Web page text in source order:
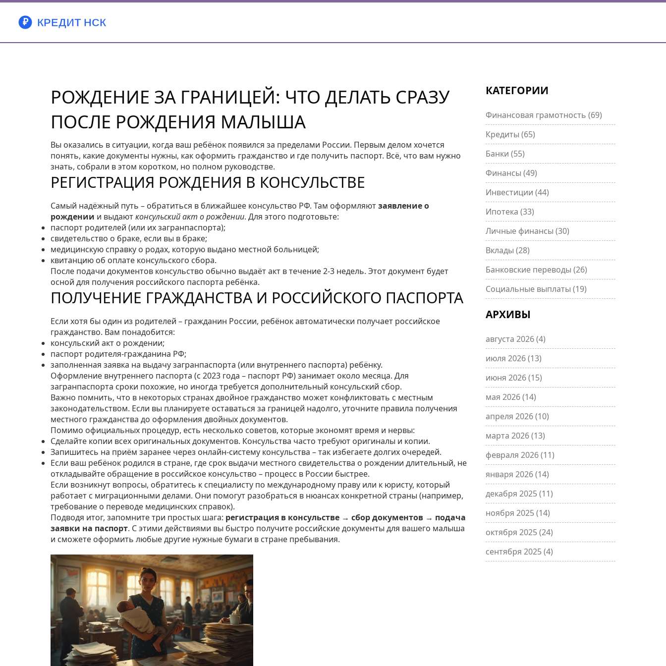
РОЖДЕНИЕ ЗА ГРАНИЦЕЙ: ЧТО ДЕЛАТЬ СРАЗУ
ПОСЛЕ РОЖДЕНИЯ МАЛЫША
Вы оказались в ситуации, когда ваш ребёнок появился за пределами России. Первым делом хочется
понять, какие документы нужны, как оформить гражданство и где получить паспорт. Всё, что вам нужно
знать, собрали в этом коротком, но полном руководстве.
РЕГИСТРАЦИЯ РОЖДЕНИЯ В КОНСУЛЬСТВЕ
Самый надёжный путь – обратиться в ближайшее консульство РФ. Там оформляютзаявление о
рождении и выдаютконсульский акт о рождении. Для этого подготовьте:
паспорт родителей (или их загранпаспорта);
свидетельство о браке, если вы в браке;
медицинскую справку о родах, которую выдано местной больницей;
квитанцию об оплате консульского сбора.
После подачи документов консульство обычно выдаёт акт в течение 2‑3 недель. Этот документ будет
осной для получения российского паспорта ребёнка.
ПОЛУЧЕНИЕ ГРАЖДАНСТВА И РОССИЙСКОГО ПАСПОРТА
Если хотя бы один из родителей – гражданин России, ребёнок автоматически получает российское
гражданство. Вам понадобится:
консульский акт о рождении;
паспорт родителя‑гражданина РФ;
заполненная заявка на выдачу загранпаспорта (или внутреннего паспорта) ребёнку.
Оформление внутреннего паспорта (с 2023 года – паспорт РФ) занимает около месяца. Для
загранпаспорта сроки похожие, но иногда требуется дополнительный консульский сбор.
Важно помнить, что в некоторых странах двойное гражданство может конфликтовать с местным
законодательством. Если вы планируете оставаться за границей надолго, уточните правила получения
местного гражданства до оформления двойных документов.
Помимо официальных процедур, есть несколько советов, которые экономят время и нервы:
Сделайте копии всех оригинальных документов. Консульства часто требуют оригиналы и копии.
Запишитесь на приём заранее через онлайн‑систему консульства – так избегаете долгих очередей.
Если ваш ребёнок родился в стране, где срок выдачи местного свидетельства о рождении длительный, не
откладывайте обращение в российское консульство – процесс в России быстрее.
Если возникнут вопросы, обратитесь к специалисту по международному праву или к юристу, который
работает с миграционными делами. Они помогут разобраться в нюансах конкретной страны (например,
требование о переводе медицинских справок).
Подводя итог, запомните три простых шага: регистрация в консульстве → сбор документов → подача
заявки на паспорт. С этими действиями вы быстро получите российские документы для вашего малыша
и сможете оформить любые другие нужные бумаги в стране пребывания.
КАТЕГОРИИ
Финансовая грамотность (69)
Кредиты (65)
Банки (55)
Финансы (49)
Инвестиции (44)
Ипотека (33)
Личные финансы (30)
Вклады (28)
Банковские переводы (26)
Социальные выплаты (19)
АРХИВЫ
августа 2026(4)
июля 2026(13)
июня 2026(15)
мая 2026(14)
апреля 2026(10)
марта 2026(13)
февраля 2026(11)
января 2026(14)
декабря 2025(11)
ноября 2025(14)
октября 2025(24)
сентября 2025(4)